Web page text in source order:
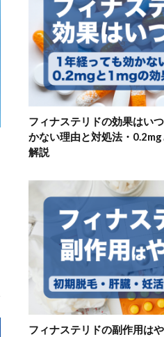
フィナステリドの効果はい
かない理由と対処法・
解説
フィナステリドの副作用は